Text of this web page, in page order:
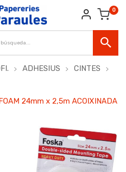
0
ADHESIUS
CINTES
24mm x 2,5m ACOIXINADA